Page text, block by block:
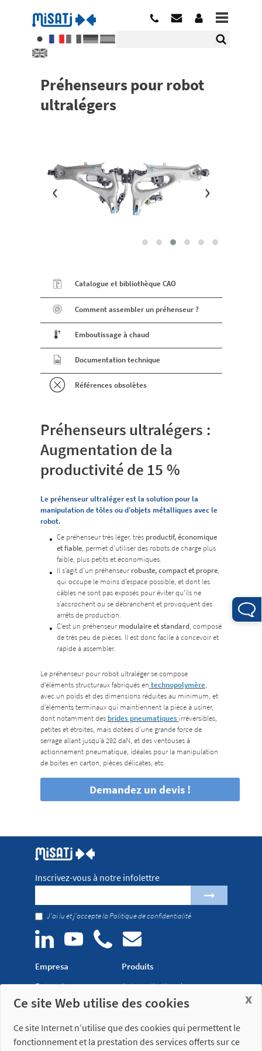
Préhenseurs pour robot
ultralégers
‹ ›
Catalogue et bibliothèque CAO
Comment assembler un préhenseur ?
Emboutissage à chaud
Documentation technique
Références obsolètes
Préhenseurs ultralégers :
Augmentation de la
productivité de 15 %
Le préhenseur ultraléger est la solution pour la
manipulation de tôles ou d’objets métalliques avec le
robot.
Ce préhenseur très léger, très productif, économique
et fiable, permet d’utiliser des robots de charge plus
faible, plus petits et économiques.
Il s’agit d’un préhenseur robuste, compact et propre,
qui occupe le moins d’espace possible, et dont les
câbles ne sont pas exposés pour éviter qu’ils ne
s’accrochent ou se débranchent et provoquent des
arrêts de production.
C’est un préhenseur modulaire et standard, composé
de très peu de pièces. Il est donc facile à concevoir et
rapide à assembler.
Le préhenseur pour robot ultraléger se compose
d’éléments structuraux fabriqués en technopolymère,
avec un poids et des dimensions réduites au minimum, et
d’éléments terminaux qui maintiennent la pièce à usiner,
dont notamment des brides pneumatiques irréversibles,
petites et étroites, mais dotées d’une grande force de
serrage allant jusqu’à 292 daN, et des ventouses à
actionnement pneumatique, idéales pour la manipulation
de boites en carton, pièces délicates, etc.
Demandez un devis !
Inscrivez-vous à notre infolettre
J’ai lu et j’accepte laPolitique de confidentialité
Empresa
Entreprise
Actualités
Réseau de
distribution
Produits
Automatisation de presses
transfert
ultralégers
Brides de serrage pour outils
Ce site Web utilise des cookies
Ce site Internet n’utilise que des cookies qui permettent le
fonctionnement et la prestation des services offerts sur ce
x